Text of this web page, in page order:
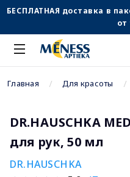
БЕСПЛАТНАЯ доставка в
от
Главная Для красоты
DR.HAUSCHKA
для рук, 50 мл
DR.HAUSCHKA